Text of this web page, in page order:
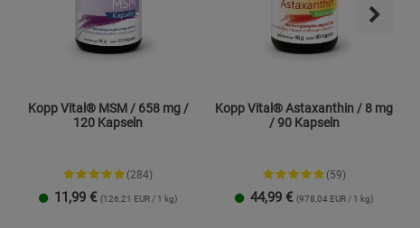
Kopp Vital® MSM / 658 mg /
120 Kapseln
(284)
11,99 € (126,21 EUR / 1 kg)
Kopp Vital® Astaxanthin / 8 mg
/ 90 Kapseln
(59)
44,99 € (978,04 EUR / 1 kg)